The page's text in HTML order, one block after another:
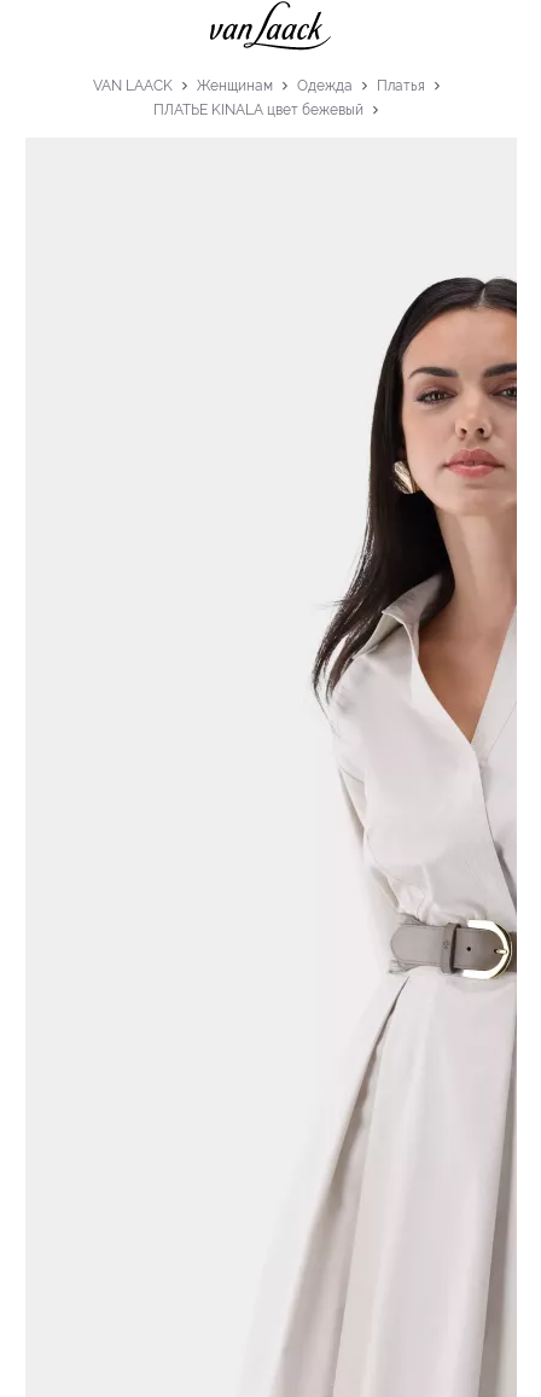
VAN LAACK Женщинам Одежда
Платья
ПЛАТЬЕ KINALA цвет бежевый